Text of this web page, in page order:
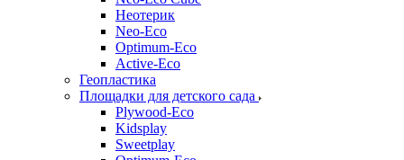
Неотерик
Neo-Eco
Оptimum-Еco
Active-Eco
Геопластика
Площадки для детского сада
Plywood-Eco
Kidsplay
Sweetplay